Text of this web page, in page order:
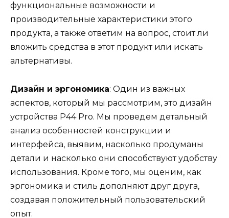
функциональные возможности и
производительные характеристики этого
продукта, а также ответим на вопрос, стоит ли
вложить средства в этот продукт или искать
альтернативы.
Дизайн и эргономика: Один из важных
аспектов, который мы рассмотрим, это дизайн
устройства P44 Pro. Мы проведем детальный
анализ особенностей конструкции и
интерфейса, выявим, насколько продуманы
детали и насколько они способствуют удобству
использования. Кроме того, мы оценим, как
эргономика и стиль дополняют друг друга,
создавая положительный пользовательский
опыт.